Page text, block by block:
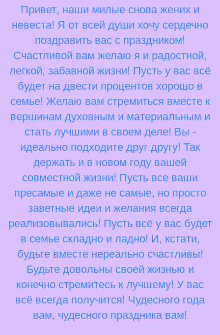
Привет, наши милые снова жених и
невеста! Я от всей души хочу сердечно
поздравить вас с праздником!
Счастливой вам желаю я и радостной,
легкой, забавной жизни! Пусть у вас всё
будет на двести процентов хорошо в
семье! Желаю вам стремиться вместе к
вершинам духовным и материальным и
стать лучшими в своем деле! Вы -
идеально подходите друг другу! Так
держать и в новом году вашей
совместной жизни! Пусть все ваши
пресамые и даже не самые, но просто
заветные идеи и желания всегда
реализовывались! Пусть всё у вас будет
в семье складно и ладно! И, кстати,
будьте вместе нереально счастливы!
Будьте довольны своей жизнью и
конечно стремитесь к лучшему! У вас
всё всегда получится! Чудесного года
вам, чудесного праздника вам!